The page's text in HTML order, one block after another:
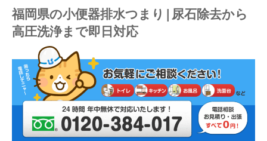
福岡県の小便器排水つまり|尿石除去から
高圧洗浄まで即日対応